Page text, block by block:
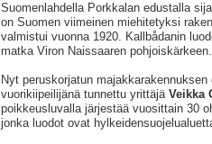
Suomenlahdella Porkkalan edustalla
on Suomen viimeinen miehitetyksi
valmistui vuonna 1920. Kallbådanin
matka Viron Naissaaren pohjoiskärkeen.
Nyt peruskorjatun majakkarakennuksen
vuorikiipeilijänä tunnettu yrittäjä Veikka
poikkeusluvalla järjestää vuosittain 30
jonka luodot ovat